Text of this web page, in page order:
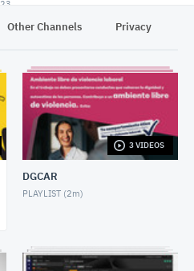
DE LA SEMANA 11 de diciembre
DE LA SEMANA 8 AGOSTO 2024
DE LA SEMANA 19 mayo 2025
Other Channels Privacy
3 VIDEOS
DGCAR
PLAYLIST (2m)